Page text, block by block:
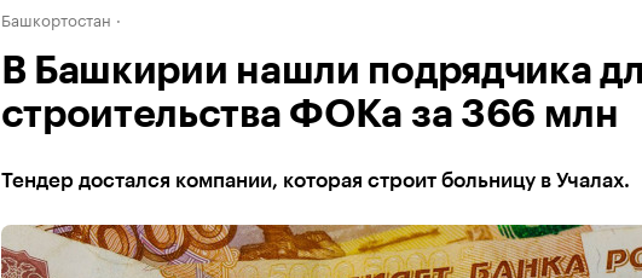
Башкортостан
В Башкирии нашли подрядчика
строительства ФОКа за 366 млн
Тендер достался компании, которая строит больницу в Учалах.